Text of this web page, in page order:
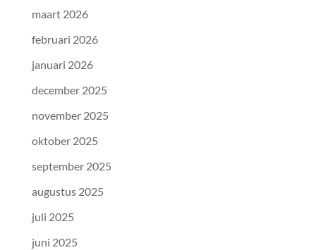
maart 2026
februari 2026
januari 2026
december 2025
november 2025
oktober 2025
september 2025
augustus 2025
juli 2025
juni 2025